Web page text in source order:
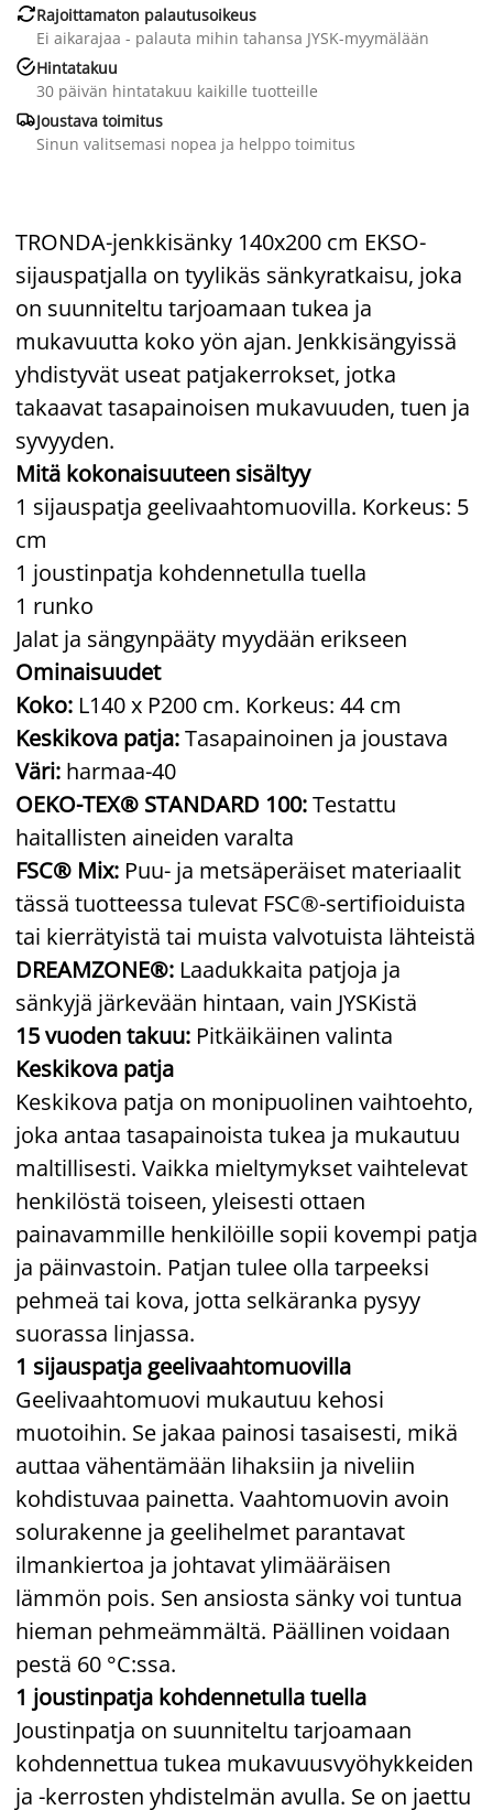
Rajoittamaton palautusoikeus
Ei aikarajaa - palauta mihin tahansa JYSK-myymälään
Hintatakuu
30 päivän hintatakuu kaikille tuotteille
Joustava toimitus
Sinun valitsemasi nopea ja helppo toimitus
TRONDA-jenkkisänky 140x200 cm EKSO-
sijauspatjalla on tyylikäs sänkyratkaisu, joka
on suunniteltu tarjoamaan tukea ja
mukavuutta koko yön ajan. Jenkkisängyissä
yhdistyvät useat patjakerrokset, jotka
takaavat tasapainoisen mukavuuden, tuen ja
syvyyden.
Mitä kokonaisuuteen sisältyy
1 sijauspatja geelivaahtomuovilla. Korkeus: 5
cm
1 joustinpatja kohdennetulla tuella
1 runko
Jalat ja sängynpääty myydään erikseen
Ominaisuudet
Koko: L140 x P200 cm. Korkeus: 44 cm
Keskikova patja:Tasapainoinen ja joustava
Väri: harmaa-40
OEKO-TEX® STANDARD 100:Testattu
haitallisten aineiden varalta
FSC® Mix: Puu- ja metsäperäiset materiaalit
tässä tuotteessa tulevat FSC®-sertifioiduista
tai kierrätyistä tai muista valvotuista lähteistä
DREAMZONE®: Laadukkaita patjoja ja
sänkyjä järkevään hintaan, vain JYSKistä
15 vuoden takuu: Pitkäikäinen valinta
Keskikova patja
Keskikova patja on monipuolinen vaihtoehto,
joka antaa tasapainoista tukea ja mukautuu
maltillisesti. Vaikka mieltymykset vaihtelevat
henkilöstä toiseen, yleisesti ottaen
painavammille henkilöille sopii kovempi patja
ja päinvastoin. Patjan tulee olla tarpeeksi
pehmeä tai kova, jotta selkäranka pysyy
suorassa linjassa.
1 sijauspatja geelivaahtomuovilla
Geelivaahtomuovi mukautuu kehosi
muotoihin. Se jakaa painosi tasaisesti, mikä
auttaa vähentämään lihaksiin ja niveliin
kohdistuvaa painetta. Vaahtomuovin avoin
solurakenne ja geelihelmet parantavat
ilmankiertoa ja johtavat ylimääräisen
lämmön pois. Sen ansiosta sänky voi tuntua
hieman pehmeämmältä. Päällinen voidaan
pestä 60 °C:ssa.
1 joustinpatja kohdennetulla tuella
Joustinpatja on suunniteltu tarjoamaan
kohdennettua tukea mukavuusvyöhykkeiden
ja -kerrosten yhdistelmän avulla. Se on jaettu